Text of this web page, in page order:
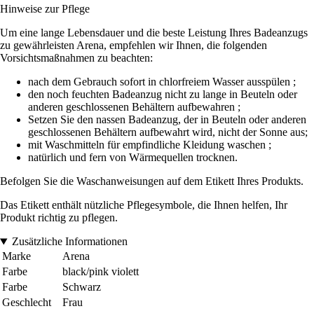
Hinweise zur Pflege
Um eine lange Lebensdauer und die beste Leistung Ihres Badeanzugs
zu gewährleisten Arena, empfehlen wir Ihnen, die folgenden
Vorsichtsmaßnahmen zu beachten:
nach dem Gebrauch sofort in chlorfreiem Wasser ausspülen ;
den noch feuchten Badeanzug nicht zu lange in Beuteln oder
anderen geschlossenen Behältern aufbewahren ;
Setzen Sie den nassen Badeanzug, der in Beuteln oder anderen
geschlossenen Behältern aufbewahrt wird, nicht der Sonne aus;
mit Waschmitteln für empfindliche Kleidung waschen ;
natürlich und fern von Wärmequellen trocknen.
Befolgen Sie die Waschanweisungen auf dem Etikett Ihres Produkts.
Das Etikett enthält nützliche Pflegesymbole, die Ihnen helfen, Ihr
Produkt richtig zu pflegen.
Zusätzliche Informationen
Marke
Arena
Farbe
black/pink violett
Farbe
Schwarz
Geschlecht
Frau